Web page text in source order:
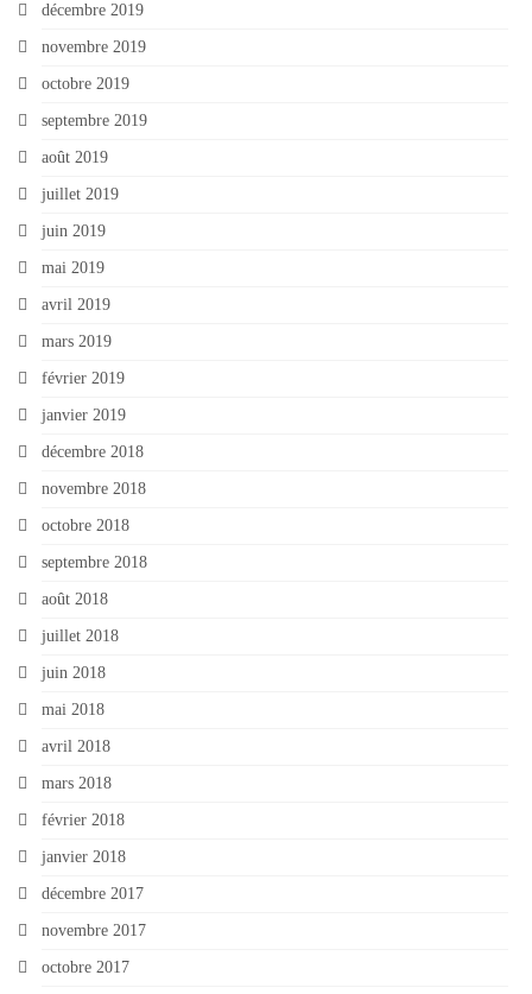
décembre 2019
novembre 2019
octobre 2019
septembre 2019
août 2019
juillet 2019
juin 2019
mai 2019
avril 2019
mars 2019
février 2019
janvier 2019
décembre 2018
novembre 2018
octobre 2018
septembre 2018
août 2018
juillet 2018
juin 2018
mai 2018
avril 2018
mars 2018
février 2018
janvier 2018
décembre 2017
novembre 2017
octobre 2017